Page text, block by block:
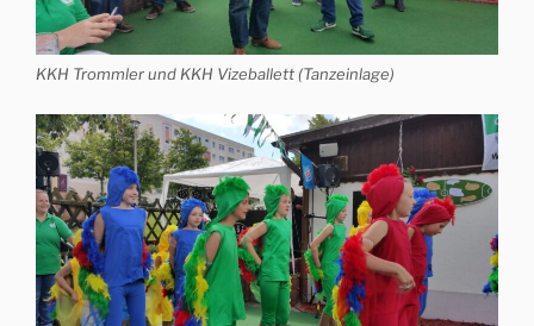
KKH Trommler und KKH Vizeballett (Tanzeinlage)